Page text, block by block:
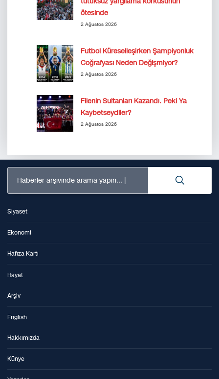
ötesinde
2 Ağustos 2026
Futbol Küreselleşirken Şampiyonluk
Coğrafyası Neden Değişmiyor?
2 Ağustos 2026
Filenin Sultanları Kazandı. Peki Ya
Kaybetseydiler?
2 Ağustos 2026
Haberler arşivinde arama yapın...
Siyaset
Ekonomi
Hafıza Kartı
Hayat
Arşiv
English
Hakkımızda
Künye